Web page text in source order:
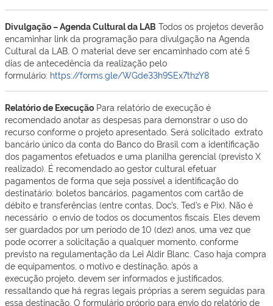
Divulgação – Agenda Cultural da LAB Todos os projetos deverão
encaminhar link da programação para divulgação na Agenda
Cultural da LAB. O material deve ser encaminhado com até 5
dias de antecedência da realização pelo
formulário: https://forms.gle/WGde33h9SEx7thzY8
Relatório de Execução Para relatório de execução é
recomendado anotar as despesas para demonstrar o uso do
recurso conforme o projeto apresentado. Será solicitado extrato
bancário único da conta do Banco do Brasil com a identificação
dos pagamentos efetuados e uma planilha gerencial (previsto X
realizado). É recomendado ao gestor cultural efetuar
pagamentos de forma que seja possível a identificação do
destinatário: boletos bancários, pagamentos com cartão de
débito e transferências (entre contas, Doc’s, Ted’s e Pix). Não é
necessário o envio de todos os documentos fiscais. Eles devem
ser guardados por um período de 10 (dez) anos, uma vez que
pode ocorrer a solicitação a qualquer momento, conforme
previsto na regulamentação da Lei Aldir Blanc. Caso haja compra
de equipamentos, o motivo e destinação, após a
execução projeto, devem ser informados e justificados,
ressaltando que há regras legais próprias a serem seguidas para
essa destinação. O formulário próprio para envio do relatório de